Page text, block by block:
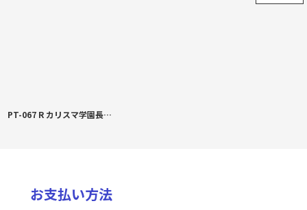
PT-067 R カリスマ学園長「瀬名 蘭華」
お支払い方法